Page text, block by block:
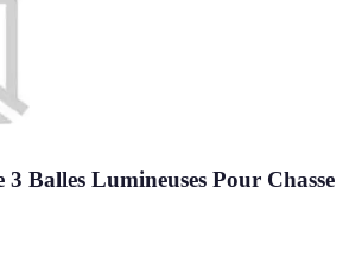
Balles Lumineuses Pour Chasse